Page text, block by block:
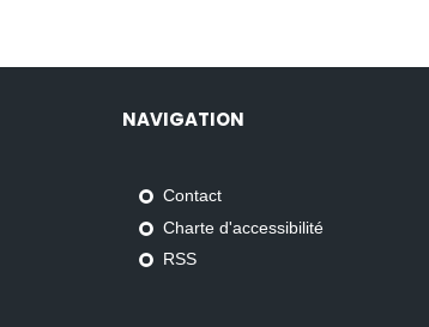
NAVIGATION
Contact
Charte d'accessibilité
RSS